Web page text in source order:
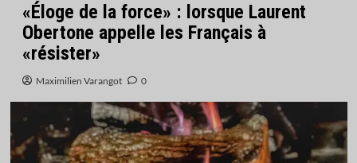
«Éloge de la force» : lorsque Laurent
Obertone appelle les Français à
«résister»
Maximilien Varangot 0